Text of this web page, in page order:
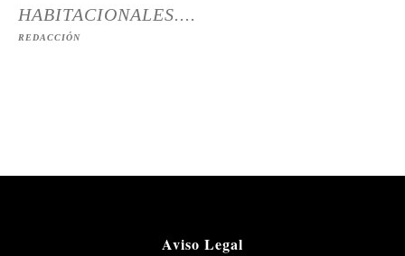
HABITACIONALES....
REDACCIÓN
Aviso Legal